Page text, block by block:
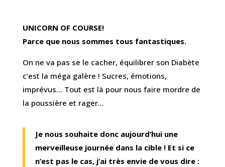
UNICORN OF COURSE!
Parce que nous sommes tous fantastiques.
On ne va pas se le cacher, équilibrer son Diabète
c’est la méga galère ! Sucres, émotions,
imprévus… Tout est là pour nous faire mordre de
la poussière et rager…
Je nous souhaite donc aujourd’hui une
merveilleuse journée dans la cible ! Et si ce
n’est pas le cas, j’ai très envie de vous dire :